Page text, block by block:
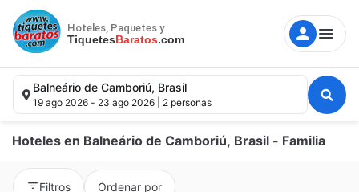
Hoteles, Paquetes y
TiquetesBaratos.com
Balneário de Camboriú, Brasil
19 ago 2026 - 23 ago 2026 | 2 personas
Destino, hotel, punto de interés.
Hoteles en Balneário de Camboriú, Brasil - Familia
Filtros Ordenar por